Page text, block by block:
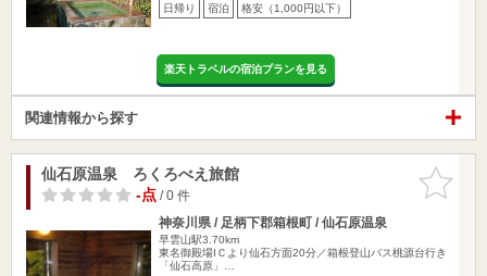
日帰り 宿泊 格安（1,000円以下）
楽天トラベルの宿泊プランを見る
関連情報から探す
お気に入
りに追加
仙石原温泉 ろくろべえ旅館
-点/ 0 件
神奈川県 / 足柄下郡箱根町 / 仙石原温泉
早雲山駅3.70km
東名御殿場IＣより仙石方面20分／箱根登山バス桃源台行き
「仙石高原」…